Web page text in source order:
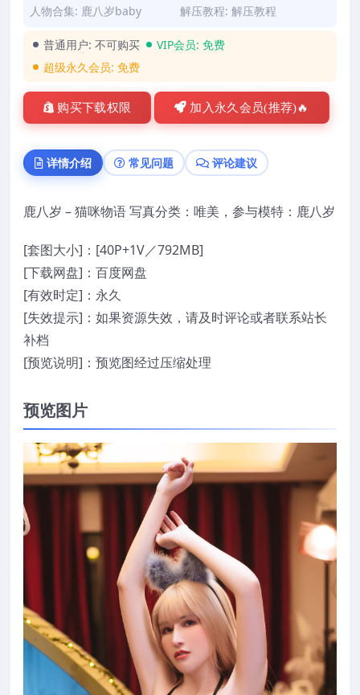
人物合集: 鹿八岁baby 解压教程: 解压教程
普通用户: 不可购买 VIP会员: 免费
超级永久会员: 免费
购买下载权限 加入永久会员(推荐)🔥
详情介绍 常见问题 评论建议
鹿八岁 – 猫咪物语 写真分类：唯美，参与模特：鹿八岁
[套图大小]：[40P+1V／792MB]
[下载网盘]：百度网盘
[有效时定]：永久
[失效提示]：如果资源失效，请及时评论或者联系站长
补档
[预览说明]：预览图经过压缩处理
预览图片